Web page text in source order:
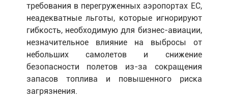
требования в перегруженных аэропортах ЕС,
неадекватные льготы, которые игнорируют
гибкость, необходимую для бизнес-авиации,
незначительное влияние на выбросы от
небольших самолетов и снижение
безопасности полетов из-за сокращения
запасов топлива и повышенного риска
загрязнения.